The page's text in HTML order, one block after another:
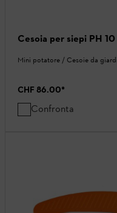
Cesoia per siepi PH 10
Mini potatore / Cesoie da
CHF 86.00*
Confronta